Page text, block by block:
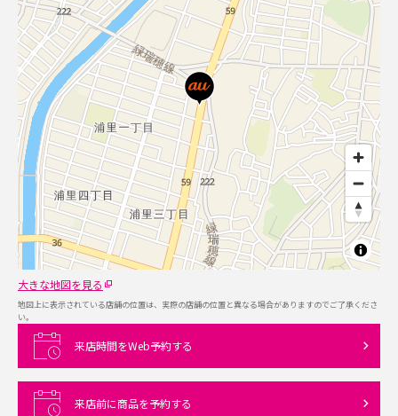
大きな地図を見る
地図上に表示されている店舗の位置は、実際の店舗の位置と異なる場合がありますのでご了承くださ
い。
来店時間をWeb予約する
来店前に商品を予約する